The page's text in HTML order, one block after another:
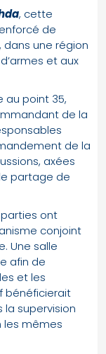
, cette
de
dans une région
et aux
au point 35,
de la
de la
axées
partage de
ont
conjoint
Une salle
afin de
et les
bénéficierait
la supervision
les mêmes